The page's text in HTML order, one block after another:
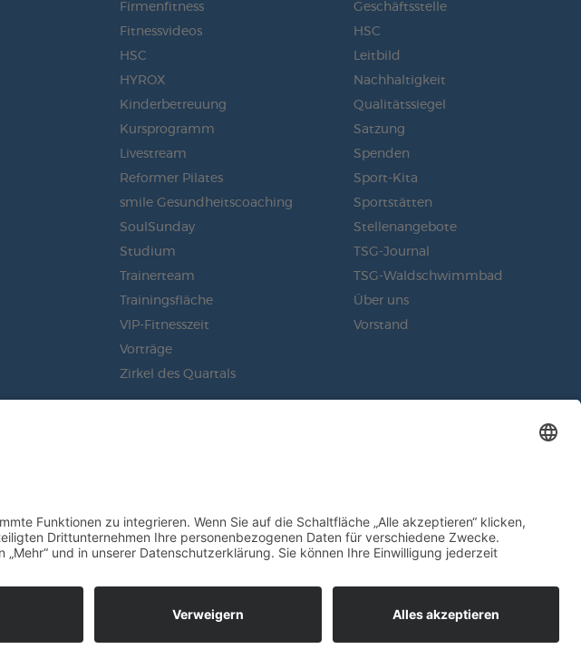
Firmenfitness
Fitnessvideos
HSC
HYROX
Kinderbetreuung
Kursprogramm
Livestream
Reformer Pilates
smile Gesundheitscoaching
SoulSunday
Studium
Trainerteam
Trainingsfläche
VIP-Fitnesszeit
Vorträge
Zirkel des Quartals
Geschäftsstelle
HSC
Leitbild
Nachhaltigkeit
Qualitätssiegel
Satzung
Spenden
Sport-Kita
Sportstätten
Stellenangebote
TSG-Journal
TSG-Waldschwimmbad
Über uns
Vorstand
KONTAKT DATENSCHUTZ